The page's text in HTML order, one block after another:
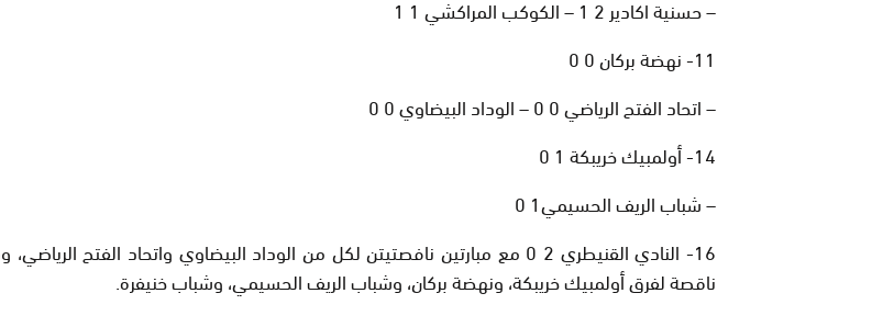
– حسنية اكادير 2 1 – الكوكب المراكشي 1 1
11- نهضة بركان 0 0
– اتحاد الفتح الرياضي 0 0 – الوداد البيضاوي 0 0
14- أولمبيك خريبكة 1 0
– شباب الريف الحسيمي1 0
16- النادي القنيطري 2 0 مع مبارتين نافصتيتن لكل من الوداد البيضاوي واتحاد الفتح الرياضي،
ناقصة لفرق أولمبيك خريبكة، ونهضة بركان، وشباب الريف الحسيمي، وشباب خنيفرة.